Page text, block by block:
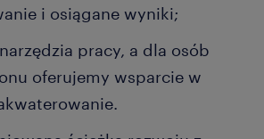
i osiągane wyniki;
pracy, a dla osób
oferujemy wsparcie w